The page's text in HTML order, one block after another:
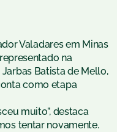
Valadares em Minas
na
Batista de Mello,
como etapa
muito”, destaca
tentar novamente.